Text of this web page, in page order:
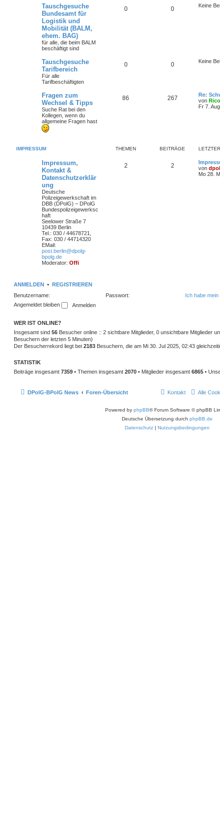
Tauschgesuche
Bundesamt für
Logistik und
Mobilität (BALM,
ehem. BAG)
für alle, die beim BALM
beschäftigt sind
0 0 Keine
Tauschgesuche
Tarifbereich
Für alle
Tarifbeschäftigten
0 0 Keine
Fragen zum
Wechsel & Tipps
Suche Rat bei den
Kollegen, wenn du
allgemeine Fragen hast
86 267
Re:
von
Fr 7.
IMPRESSUM THEMEN BEITRÄGE
Impressum,
Kontakt &
Datenschutzerklär
ung
Deutsche
Polizeigewerkschaft im
DBB (DPolG) – DPolG
Bundespolizeigewerksc
haft
Seelower Straße 7
10439 Berlin
Tel.: 030 / 44678721,
Fax: 030 / 44714320
EMail:
post.berlin@dpolg-
bpolg.de
Moderator: Offi
2 2
von
Mo 28.
ANMELDEN • REGISTRIEREN
Benutzername:
Passwort:
Ich habe
Angemeldet bleiben
WER IST ONLINE?
Insgesamt sind 56 Besucher online :: 2 sichtbare Mitglieder, 0 unsichtbare Mitglieder
Besuchern der letzten 5 Minuten)
Der Besucherrekord liegt bei 2183 Besuchern, die am Mi 30. Jul 2025, 02:43
STATISTIK
Beiträge insgesamt 7359 • Themen insgesamt 2070 • Mitglieder insgesamt 6865 •
DPolG-BPolG News Foren-Übersicht Alle
Kontakt
Powered by phpBB® Forum Software © phpBB
Deutsche Übersetzung durch phpBB.de
Datenschutz | Nutzungsbedingungen